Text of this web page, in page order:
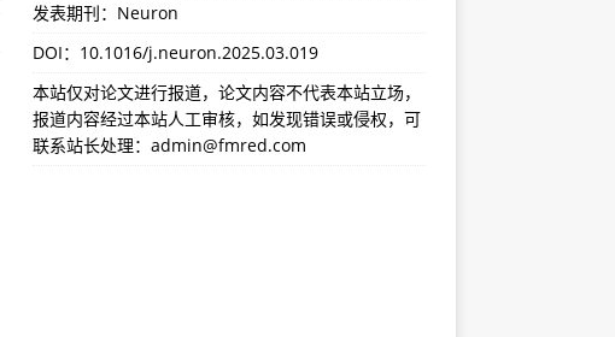
发表期刊：Neuron
DOI： 10.1016/j.neuron.2025.03.019
本站仅对论文进行报道，论文内容不代表本站立场，
报道内容经过本站人工审核，如发现错误或侵权，可
联系站长处理：admin@fmred.com